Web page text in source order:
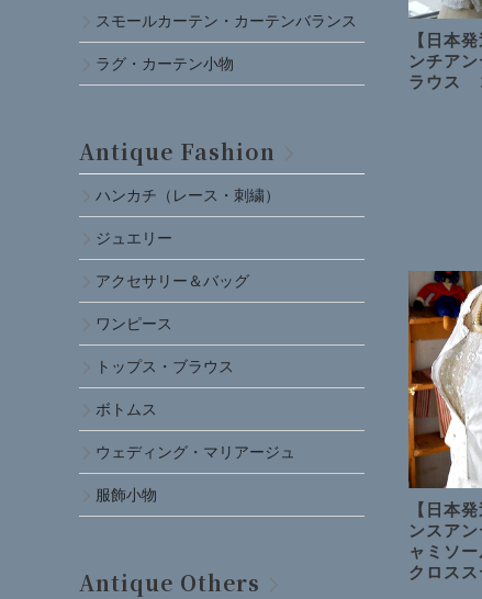
【日本
ンチア
ラウス
【日本
ンスア
ャミソ
クロス
スモールカーテン・カーテンバランス
ラグ・カーテン小物
Antique Fashion
ハンカチ（レース・刺繍）
ジュエリー
アクセサリー＆バッグ
ワンピース
トップス・ブラウス
ボトムス
ウェディング・マリアージュ
服飾小物
Antique Others